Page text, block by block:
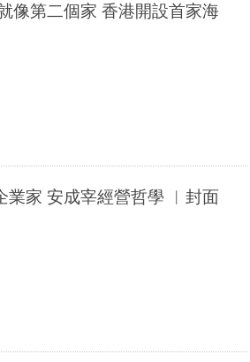
像第二個家 香港開設首家海
業家 安成宰經營哲學 ︳封面